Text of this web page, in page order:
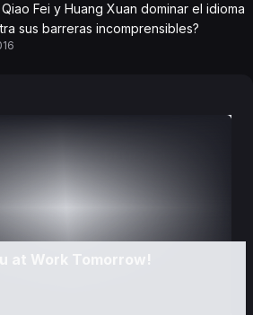
Fei y Huang Xuan dominar el idioma
sus barreras incomprensibles?
at Work Tomorrow!